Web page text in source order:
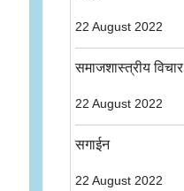
22 August 2022
समाजशास्त्रीय विचार
22 August 2022
सगाईन
22 August 2022